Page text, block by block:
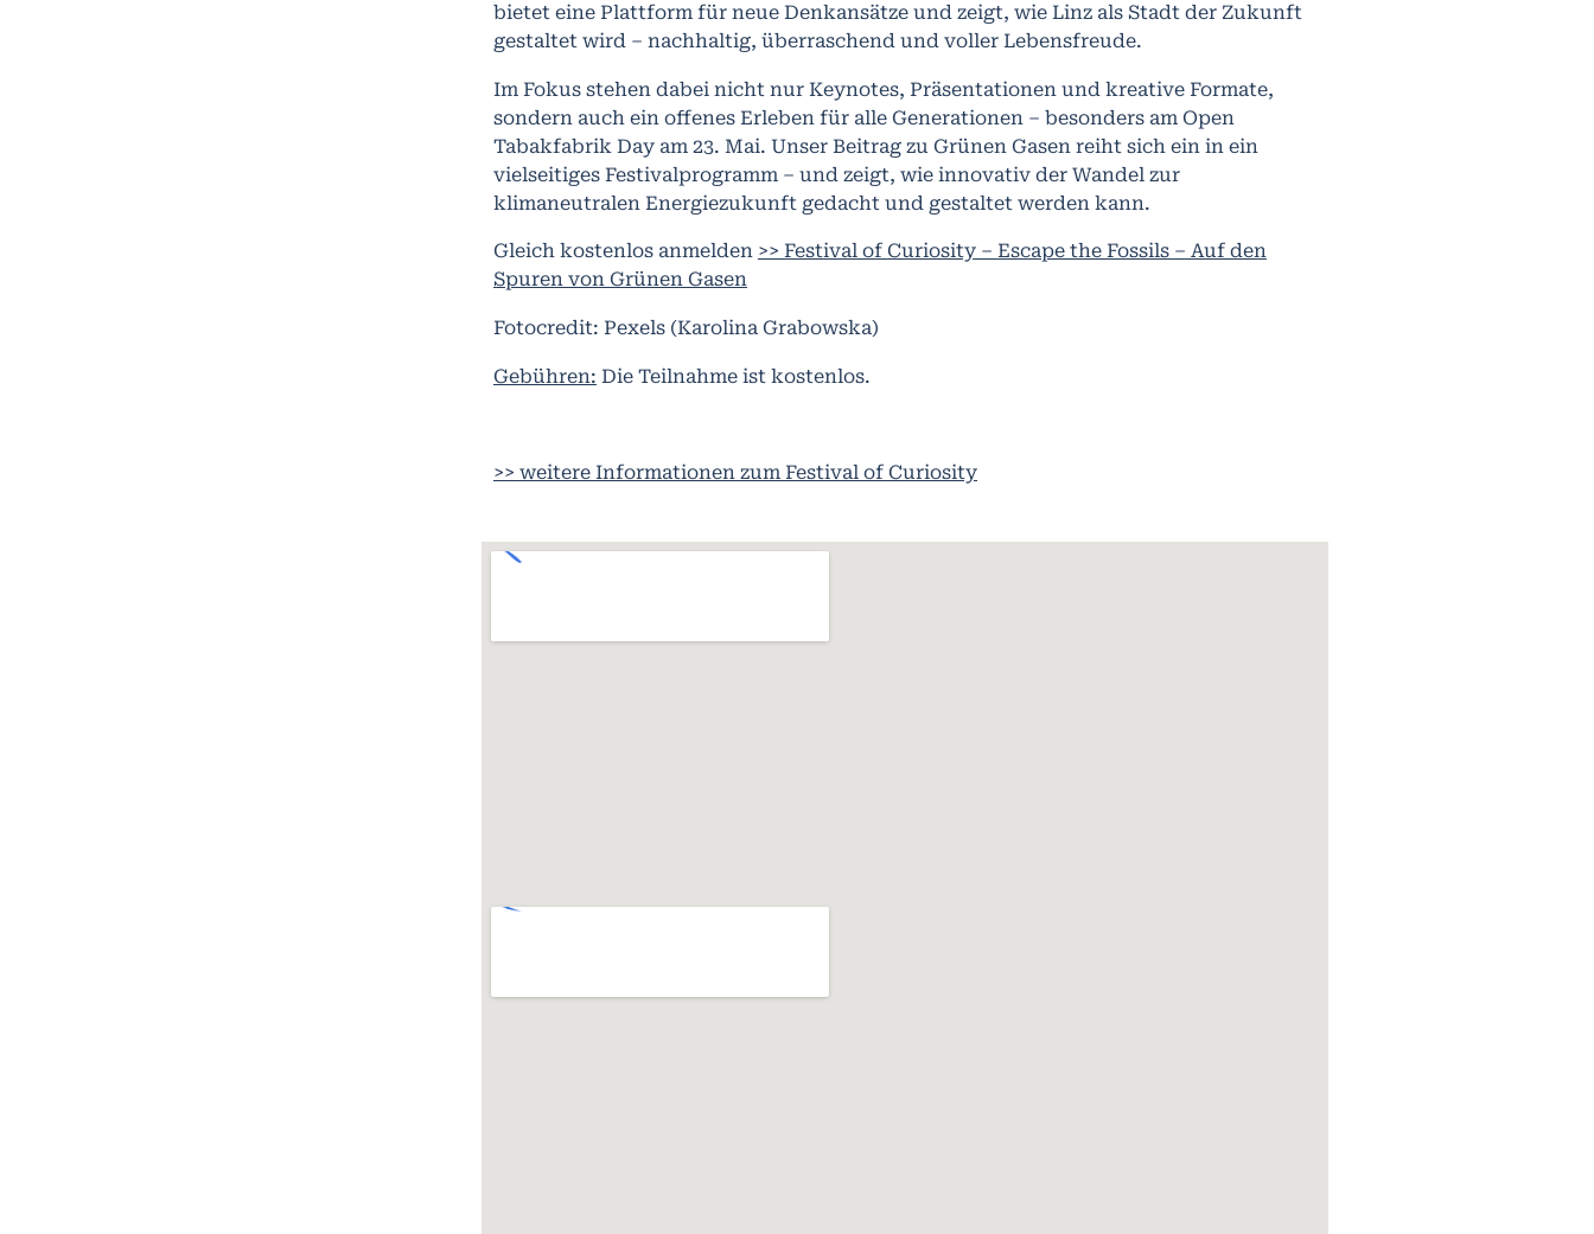
bietet eine Plattform für neue Denkansätze und zeigt, wie Linz als Stadt der Zukunft
gestaltet wird – nachhaltig, überraschend und voller Lebensfreude.
Im Fokus stehen dabei nicht nur Keynotes, Präsentationen und kreative Formate,
sondern auch ein offenes Erleben für alle Generationen – besonders am Open
Tabakfabrik Day am 23. Mai. Unser Beitrag zu Grünen Gasen reiht sich ein in ein
vielseitiges Festivalprogramm – und zeigt, wie innovativ der Wandel zur
klimaneutralen Energiezukunft gedacht und gestaltet werden kann.
Gleich kostenlos anmelden >> Festival of Curiosity – Escape the Fossils – Auf den
Spuren von Grünen Gasen
Fotocredit: Pexels (Karolina Grabowska)
Gebühren: Die Teilnahme ist kostenlos.
>> weitere Informationen zum Festival of Curiosity